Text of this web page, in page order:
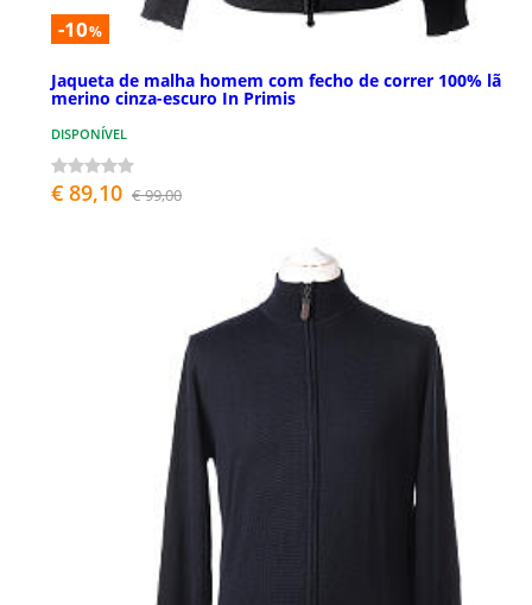
-10%
Jaqueta de malha homem com fecho de correr 100% lã
merino cinza-escuro In Primis
DISPONÍVEL
€ 89,10 € 99,00